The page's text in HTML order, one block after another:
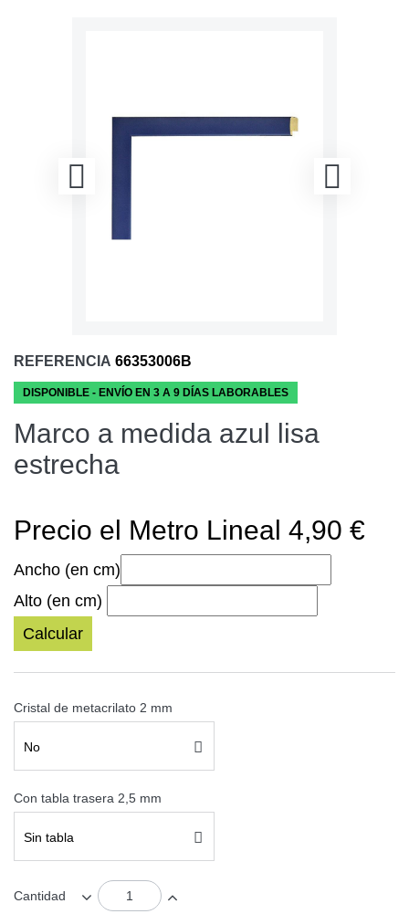
REFERENCIA 66353006B
DISPONIBLE - ENVÍO EN 3 A 9 DÍAS LABORABLES
Marco a medida azul lisa
estrecha
Precio el Metro Lineal 4,90 €
Ancho (en cm)
Alto (en cm)
Calcular
Cristal de metacrilato 2 mm
No
Con tabla trasera 2,5 mm
Sin tabla
Cantidad